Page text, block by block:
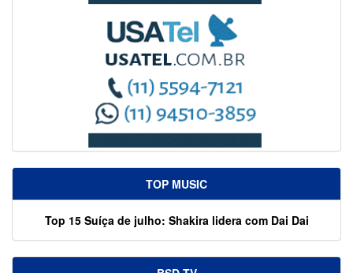
TOP MUSIC
Top 15 Suíça de julho: Shakira lidera com Dai Dai